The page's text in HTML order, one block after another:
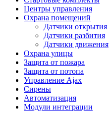
Центры управления
Охрана помещений
Датчики открытия
Датчики разбития
Датчики движения
Охрана улицы
Защита от пожара
Защита от потопа
Управление Ajax
Сирены
Автоматизация
Модули интеграции